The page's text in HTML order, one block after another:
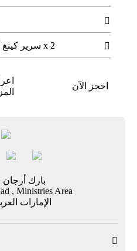

 2 x سرير كينغ أو 2 سريران منفصلان (توأم)
احجز الآن
بارك أرجان
, Ministries Area
الإمارات
